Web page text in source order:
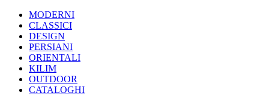
MODERNI
CLASSICI
DESIGN
PERSIANI
ORIENTALI
KILIM
OUTDOOR
CATALOGHI